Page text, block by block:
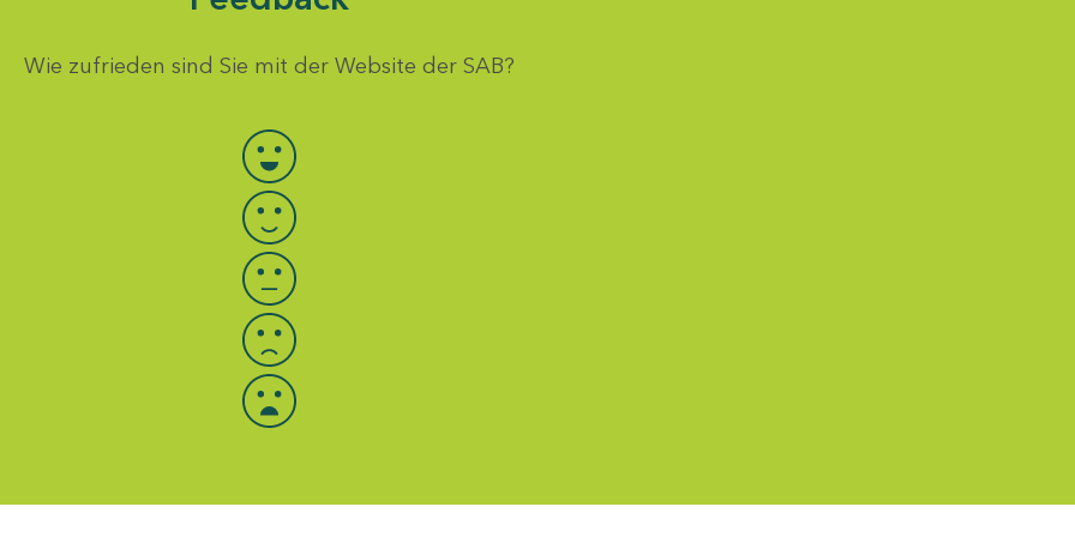
Wie zufrieden sind Sie mit der Website der SAB?
Bewertung auswählen